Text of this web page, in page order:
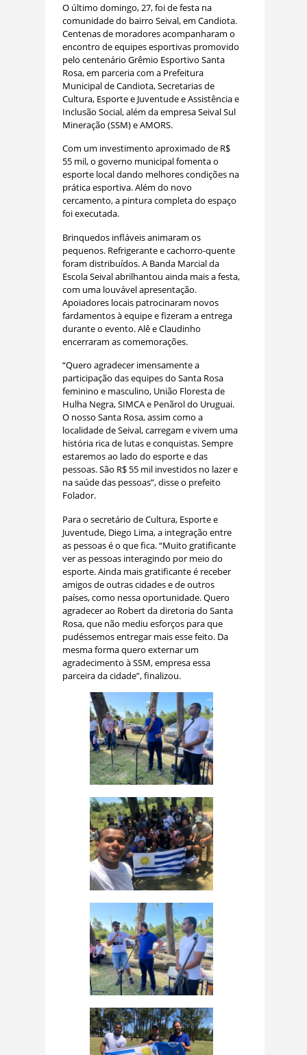
O último domingo, 27, foi de festa na
comunidade do bairro Seival, em Candiota.
Centenas de moradores acompanharam o
encontro de equipes esportivas promovido
pelo centenário Grêmio Esportivo Santa
Rosa, em parceria com a Prefeitura
Municipal de Candiota, Secretarias de
Cultura, Esporte e Juventude e Assistência e
Inclusão Social, além da empresa Seival Sul
Mineração (SSM) e AMORS.
Com um investimento aproximado de R$
55 mil, o governo municipal fomenta o
esporte local dando melhores condições na
prática esportiva. Além do novo
cercamento, a pintura completa do espaço
foi executada.
Brinquedos infláveis animaram os
pequenos. Refrigerante e cachorro-quente
foram distribuídos. A Banda Marcial da
Escola Seival abrilhantou ainda mais a festa,
com uma louvável apresentação.
Apoiadores locais patrocinaram novos
fardamentos à equipe e fizeram a entrega
durante o evento. Alê e Claudinho
encerraram as comemorações.
“Quero agradecer imensamente a
participação das equipes do Santa Rosa
feminino e masculino, União Floresta de
Hulha Negra, SIMCA e Penãrol do Uruguai.
O nosso Santa Rosa, assim como a
localidade de Seival, carregam e vivem uma
história rica de lutas e conquistas. Sempre
estaremos ao lado do esporte e das
pessoas. São R$ 55 mil investidos no lazer e
na saúde das pessoas”, disse o prefeito
Folador.
Para o secretário de Cultura, Esporte e
Juventude, Diego Lima, a integração entre
as pessoas é o que fica. “Muito gratificante
ver as pessoas interagindo por meio do
esporte. Ainda mais gratificante é receber
amigos de outras cidades e de outros
países, como nessa oportunidade. Quero
agradecer ao Robert da diretoria do Santa
Rosa, que não mediu esforços para que
pudéssemos entregar mais esse feito. Da
mesma forma quero externar um
agradecimento à SSM, empresa essa
parceira da cidade”, finalizou.